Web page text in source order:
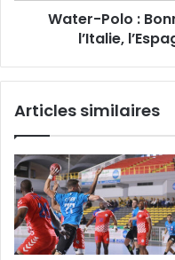
l’EspagneWater-Polo :
l’Italie,
Articles similaires